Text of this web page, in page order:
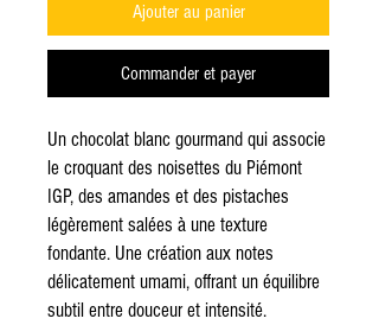
Ajouter au panier
Commander et payer
Un chocolat blanc gourmand qui associe
le croquant des noisettes du Piémont
IGP, des amandes et des pistaches
légèrement salées à une texture
fondante. Une création aux notes
délicatement umami, offrant un équilibre
subtil entre douceur et intensité.